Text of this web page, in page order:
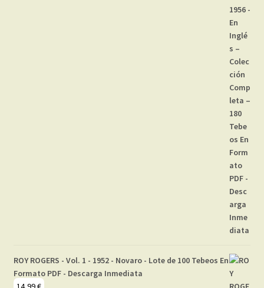
ROY ROGERS - Vol. 1 - 1952 - Novaro - Lote de 100 Tebeos En
Formato PDF - Descarga Inmediata